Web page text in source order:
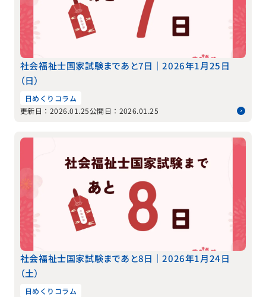
社会福祉士国家試験まであと7日｜2026年1月25日
（日）
日めくりコラム
更新日：2026.01.25公開日：2026.01.25
社会福祉士国家試験まであと8日｜2026年1月24日
（土）
日めくりコラム